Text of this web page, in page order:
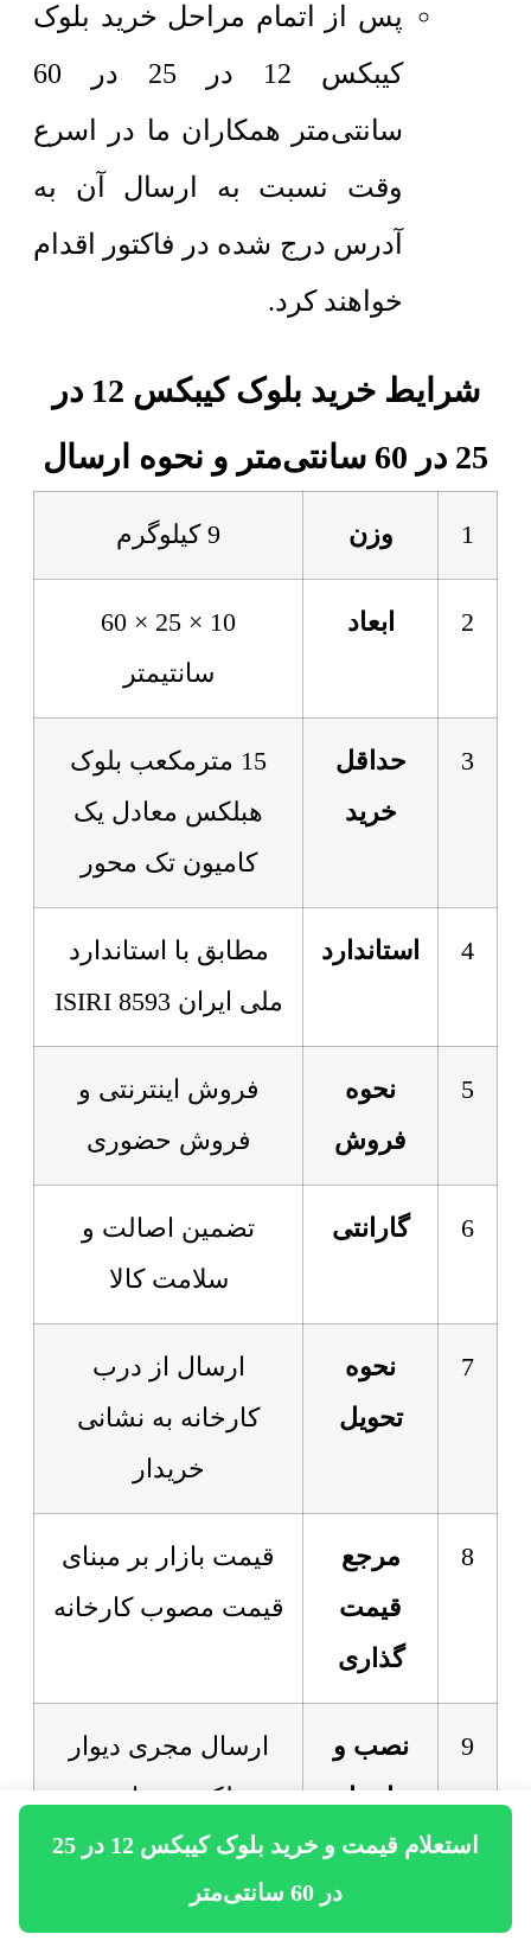
استعلام قیمت و خرید بلوک کیبکس 12 در 25
در 60 سانتی‌متر
پس از اتمام مراحل خرید بلوک
کیبکس 12 در 25 در 60
سانتی‌متر همکاران ما در اسرع
وقت نسبت به ارسال آن به
آدرس درج شده در فاکتور اقدام
خواهند کرد.
شرایط خرید بلوک کیبکس 12 در
25 در 60 سانتی‌متر و نحوه ارسال
1 وزن 9 کیلوگرم
2 ابعاد
10 × 25 × 60
سانتیمتر
3
حداقل
خرید
15 مترمکعب بلوک
هبلکس معادل یک
کامیون تک محور
4 استاندارد
مطابق با استاندارد
ملی ایران 8593 ISIRI
5
نحوه
فروش
فروش اینترنتی و
فروش حضوری
6 گارانتی
تضمین اصالت و
سلامت کالا
7
نحوه
تحویل
ارسال از درب
کارخانه به نشانی
خریدار
8
مرجع
قیمت
گذاری
قیمت بازار بر مبنای
قیمت مصوب کارخانه
9
نصب و
اجرا
ارسال مجری دیوار
هبلکس در اسرع
وقت